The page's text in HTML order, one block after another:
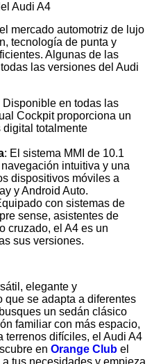
Audi A4
mercado automotriz de lujo
tecnología de punta y
Algunas de las
las versiones del Audi
Disponible en todas las
Cockpit proporciona un
digital totalmente
: El sistema MMI de 10.1
intuitiva y una
dispositivos móviles a
y Android Auto.
con sistemas de
sense, asistentes de
cruzado, el A4 es un
sus versiones.
elegante y
se adapta a diferentes
un sedán clásico
familiar con más espacio,
terrenos difíciles, el Audi A4
en Orange Club el
tus necesidades y empieza